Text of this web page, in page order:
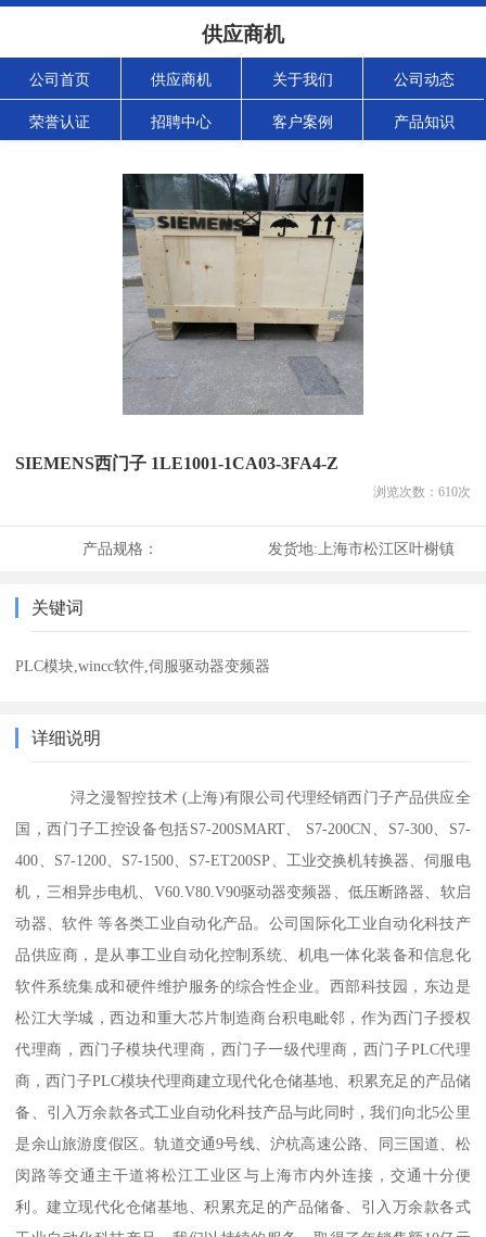
供应商机
公司首页 供应商机 关于我们 公司动态
荣誉认证 招聘中心 客户案例 产品知识
SIEMENS西门子 1LE1001-1CA03-3FA4-Z
浏览次数： 610次
产品规格： 发货地: 上海市松江区叶榭镇
关键词
PLC模块,wincc软件,伺服驱动器变频器
详细说明
浔之漫智控技术 (上海)有限公司代理经销西门子产品供应全
国，西门子工控设备包括S7-200SMART、 S7-200CN、S7-300、S7-
400、S7-1200、S7-1500、S7-ET200SP、工业交换机转换器、伺服电
机，三相异步电机、V60.V80.V90驱动器变频器、低压断路器、软启
动器、软件 等各类工业自动化产品。公司国际化工业自动化科技产
品供应商，是从事工业自动化控制系统、机电一体化装备和信息化
软件系统集成和硬件维护服务的综合性企业。西部科技园，东边是
松江大学城，西边和重大芯片制造商台积电毗邻，作为西门子授权
代理商，西门子模块代理商，西门子一级代理商，西门子PLC代理
商，西门子PLC模块代理商建立现代化仓储基地、积累充足的产品储
备、引入万余款各式工业自动化科技产品与此同时，我们向北5公里
是余山旅游度假区。轨道交通9号线、沪杭高速公路、同三国道、松
闵路等交通主干道将松江工业区与上海市内外连接，交通十分便
利。建立现代化仓储基地、积累充足的产品储备、引入万余款各式